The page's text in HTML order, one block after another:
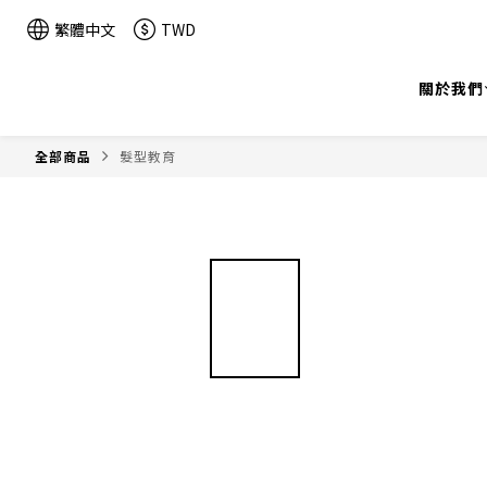
繁體中文 TWD
關於我們
全部商品 髮型教育